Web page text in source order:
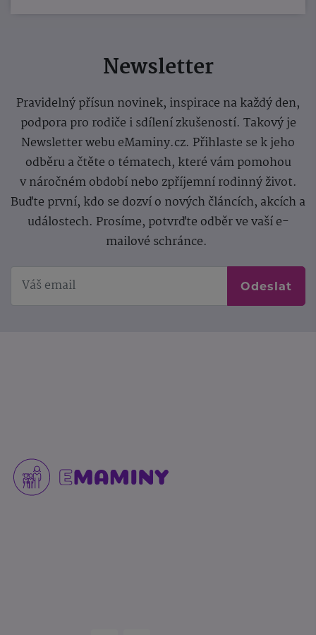
Newsletter
Pravidelný přísun novinek, inspirace na každý den,
podpora pro rodiče i sdílení zkušeností. Takový je
Newsletter webu eMaminy.cz. Přihlaste se k jeho
odběru a čtěte o tématech, které vám pomohou
v náročném období nebo zpříjemní rodinný život.
Buďte první, kdo se dozví o nových článcích, akcích a
událostech. Prosíme, potvrďte odběr ve vaší e-
mailové schránce.
Odeslat